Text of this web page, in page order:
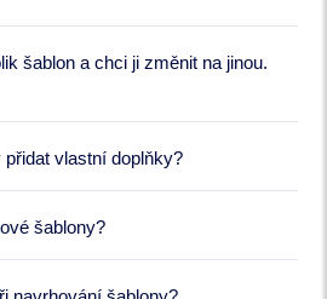
šablon a chci ji změnit na jinou.
vlastní doplňky?
šablony?